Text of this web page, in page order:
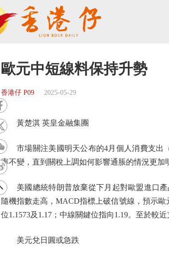
歐元中短線料保持升勢
香港仔 P09 2025-05-29
黃楚淇 英皇金融集團
市場關注美國明天公布的4月個人消費支出（
率不變，直到關稅上調如何影響通脹的情況更加
美國總統特朗普放棄從下月起對歐盟進口產
隨機指數走高，MACD指標上破信號線，預示歐
位1.1573及1.17；中線關鍵位指向1.19。至於較
美元兌日圓或急跌